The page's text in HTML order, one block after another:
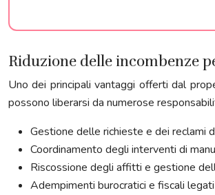
Riduzione delle incombenze
Uno dei principali vantaggi offerti dal
possono liberarsi da numerose
Gestione delle richieste e dei reclami
Coordinamento degli interventi di
Riscossione degli affitti e gestione
Adempimenti burocratici e fiscali